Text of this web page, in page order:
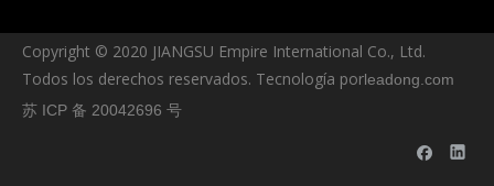
Copyright © ️2020 JIANGSU Empire International Co., Ltd.
Todos los derechos reservados. Tecnología porleadong.com
苏 ICP 备 20042696 号